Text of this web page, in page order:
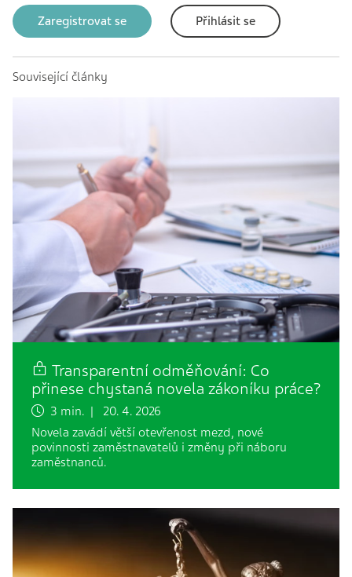
Zaregistrovat se Přihlásit se
Související články
Transparentní odměňování: Co
přinese chystaná novela zákoníku práce?
3 min. | 20. 4. 2026
Novela zavádí větší otevřenost mezd, nové
povinnosti zaměstnavatelů i změny při náboru
zaměstnanců.